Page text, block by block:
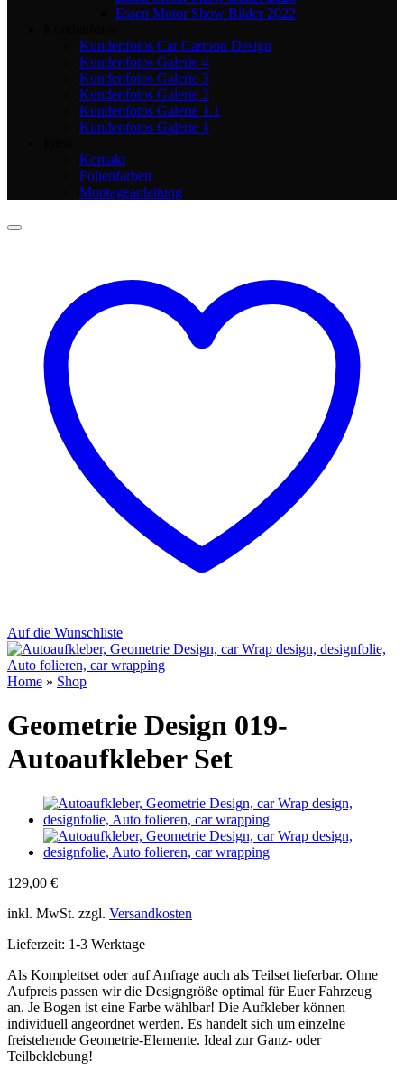
Essen Motor Show Bilder 2022
Kundenfotos Car Cartoon Design
Kundenfotos Galerie 4
Kundenfotos Galerie 3
Kundenfotos Galerie 2
Kundenfotos Galerie 1.1
Kundenfotos Galerie 1
Kontakt
Folienfarben
Montageanleitung
Auf die Wunschliste
Home » Shop
Geometrie Design 019-
Autoaufkleber Set
129,00 €
inkl. MwSt. zzgl. Versandkosten
Lieferzeit: 1-3 Werktage
Als Komplettset oder auf Anfrage auch als Teilset lieferbar. Ohne
Aufpreis passen wir die Designgröße optimal für Euer Fahrzeug
an. Je Bogen ist eine Farbe wählbar! Die Aufkleber können
individuell angeordnet werden. Es handelt sich um einzelne
freistehende Geometrie-Elemente. Ideal zur Ganz- oder
Teilbeklebung!